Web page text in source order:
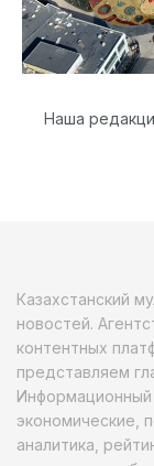
Наша
Казахстанский
новостей.
контентных
представляем
Информационный
экономические,
аналитика,